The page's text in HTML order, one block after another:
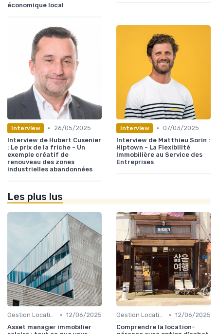
économique local
Interview •
26/05/2025
Interview de Hubert Cusenier
: Le prix de la friche - Un
exemple créatif de
renouveau des zones
industrielles abandonnées
Interview • 07/03/2025
Interview de Matthieu Sorin :
Hiptown - La Flexibilité
Immobilière au Service des
Entreprises
Les plus lus
Gestion Locative et Asset Management • 12/06/2025
Asset manager immobilier
Gestion Locative et Asset Management • 12/06/2025
Comprendre la location-